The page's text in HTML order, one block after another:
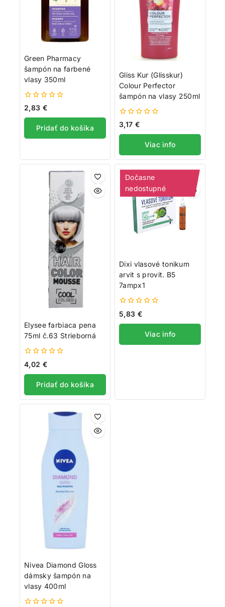
Green Pharmacy
šampón na farbené
vlasy 350ml
0
5
2,83 €
Pridať do košíka
Gliss Kur (Glisskur)
Colour Perfector
šampón na vlasy 250ml
0
z
5
3,17 €
Viac info
Elysee farbiaca pena
75ml č.63 Strieborná
0
5
4,02 €
Pridať do košíka
Dočasne
nedostupné
Dixi vlasové tonikum
arvit s provit. B5
7ampx1
0
5
5,83 €
Viac info
Nivea Diamond Gloss
dámsky šampón na
vlasy 400ml